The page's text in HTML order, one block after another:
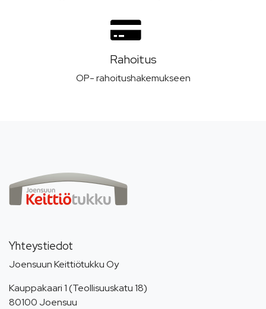
Rahoitus
OP- rahoitushakemukseen
Yhteystiedot
Joensuun Keittiötukku Oy
Kauppakaari 1 (Teollisuuskatu 18)
80100 Joensuu